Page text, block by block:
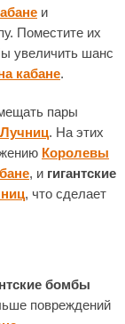
и
Поместите их
увеличить шанс
кабане.
пары
. На этих
Королевы
, и гигантские
, что сделает
бомбы
повреждений